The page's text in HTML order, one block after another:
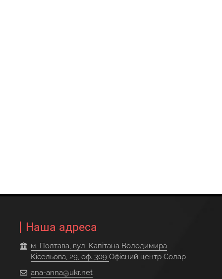
Наша адреса
м. Полтава, вул. Капітана Володимира
Кісельова, 29, оф. 309 Офісний центр Солар
ana-anna@ukr.net